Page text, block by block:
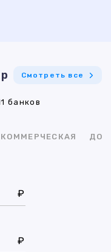
Смотреть все
банков
КОММЕРЧЕСКАЯ ДОМ
₽
₽